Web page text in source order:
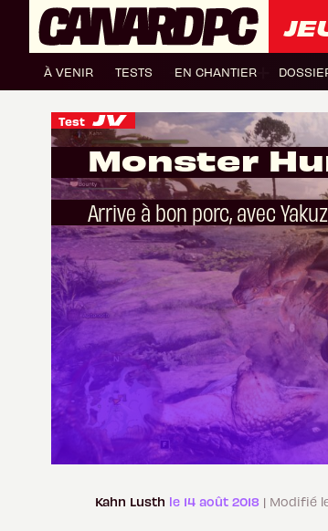
À VENIR TESTS EN CHANTIER
Test
Monster
Arrive à bon porc, avec
Kahn Lusth le 14 août 2018 | Modifié